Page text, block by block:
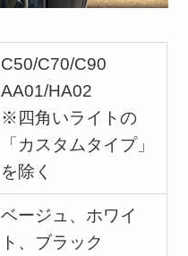
C50/C70/C90
AA01/HA02
※四角いライトの
「カスタムタイプ」
を除く
ベージュ、ホワイ
ト、ブラック